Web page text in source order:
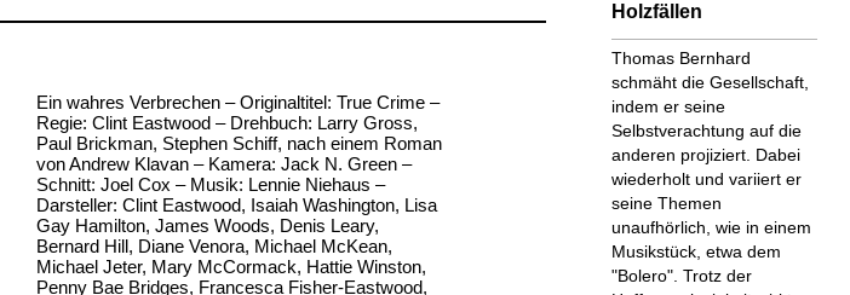
Ein wahres Verbrechen – Originaltitel: True Crime –
Regie: Clint Eastwood – Drehbuch: Larry Gross,
Paul Brickman, Stephen Schiff, nach einem Roman
von Andrew Klavan – Kamera: Jack N. Green –
Schnitt: Joel Cox – Musik: Lennie Niehaus –
Darsteller: Clint Eastwood, Isaiah Washington, Lisa
Gay Hamilton, James Woods, Denis Leary,
Bernard Hill, Diane Venora, Michael McKean,
Michael Jeter, Mary McCormack, Hattie Winston,
Penny Bae Bridges, Francesca Fisher-Eastwood,
Holzfällen
Thomas Bernhard
schmäht die Gesellschaft,
indem er seine
Selbstverachtung auf die
anderen projiziert. Dabei
wiederholt und variiert er
seine Themen
unaufhörlich, wie in einem
Musikstück, etwa dem
"Bolero". Trotz der